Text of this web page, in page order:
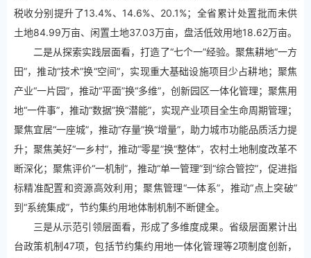
税收分别提升了13.4%、14.6%、20.1%；全省累计处置批而未供
土地84.99万亩、闲置土地37.03万亩，盘活低效用地18.62万亩。
二是从探索实践层面看，打造了“七个一”经验。聚焦耕地“一方
田”，推动“技术”换“空间”，实现重大基础设施项目少占耕地；聚焦
产业“一片园”，推动“平面”换“多维”，创新园区一体化管理；聚焦用
地“一件事”，推动“数据”换“潜能”，实现产业项目全生命周期管理；
聚焦宜居“一座城”，推动“存量”换“增量”，助力城市功能品质活力提
升；聚焦美好“一乡村”，推动“零星”换“整体”，农村土地制度改革不
断深化；聚焦评价“一机制”，推动“单一管理”到“综合管控”，促进指
标精准配置和资源高效利用；聚焦管理“一体系”，推动“点上突破”
到“系统集成”，节约集约用地体制机制不断健全。
三是从示范引领层面看，形成了多维度成果。省级层面累计出
台政策机制47项，包括节约集约用地一体化管理等2项制度创新，